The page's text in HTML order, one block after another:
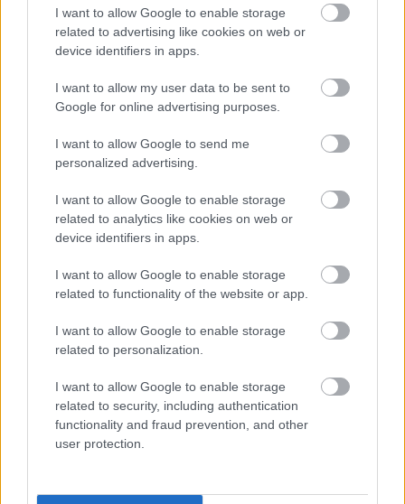
I want to allow Google to enable storage
related to advertising like cookies on web or
device identifiers in apps.
I want to allow my user data to be sent to
Google for online advertising purposes.
I want to allow Google to send me
personalized advertising.
I want to allow Google to enable storage
related to analytics like cookies on web or
device identifiers in apps.
I want to allow Google to enable storage
related to functionality of the website or app.
I want to allow Google to enable storage
related to personalization.
I want to allow Google to enable storage
related to security, including authentication
functionality and fraud prevention, and other
user protection.
Διαβάστε επίσης